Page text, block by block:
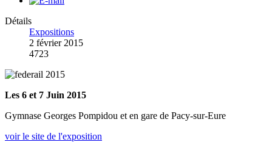
Détails
Expositions
2 février 2015
4723
Les 6 et 7 Juin 2015
Gymnase Georges Pompidou et en gare de Pacy-sur-Eure
voir le site de l'exposition